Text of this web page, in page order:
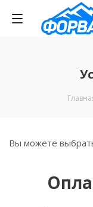
Вы можете